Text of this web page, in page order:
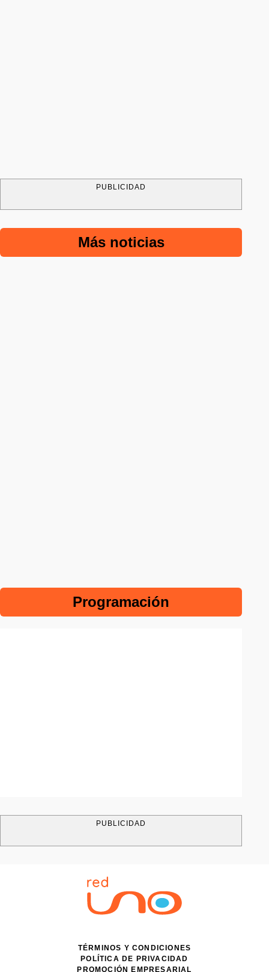
PUBLICIDAD
Más noticias
Programación
PUBLICIDAD
TÉRMINOS Y CONDICIONES
POLÍTICA DE PRIVACIDAD
PROMOCIÓN EMPRESARIAL